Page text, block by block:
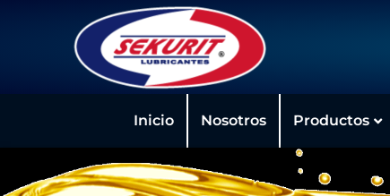
Inicio Nosotros Productos